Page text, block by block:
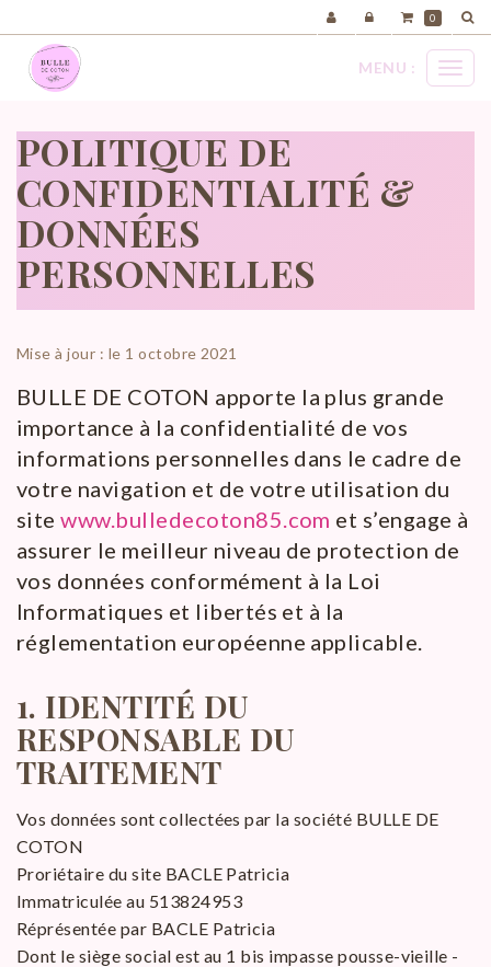
menu
MENU :
POLITIQUE DE
CONFIDENTIALITÉ &
DONNÉES
PERSONNELLES
Mise à jour : le 1 octobre 2021
BULLE DE COTON apporte la plus grande
importance à la confidentialité de vos
informations personnelles dans le cadre de
votre navigation et de votre utilisation du
sitewww.bulledecoton85.com et s’engage à
assurer le meilleur niveau de protection de
vos données conformément à la Loi
Informatiques et libertés et à la
réglementation européenne applicable.
1. IDENTITÉ DU
RESPONSABLE DU
TRAITEMENT
Vos données sont collectées par la société BULLE DE
COTON
Proriétaire du site BACLE Patricia
Immatriculée au 513824953
Réprésentée par BACLE Patricia
Dont le siège social est au 1 bis impasse pousse-vieille -
0